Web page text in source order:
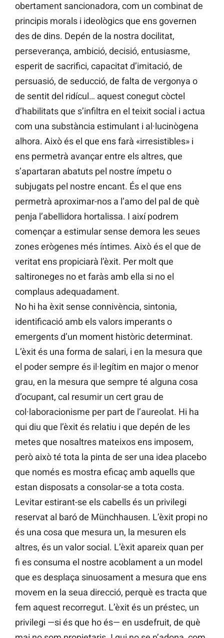
obertament sancionadora, com un combinat de
principis morals i ideològics que ens governen
des de dins. Depén de la nostra docilitat,
perseverança, ambició, decisió, entusiasme,
esperit de sacrifici, capacitat d’imitació, de
persuasió, de seducció, de falta de vergonya o
de sentit del ridícul… aquest conegut còctel
d’habilitats que s’infiltra en el teixit social i actua
com una substància estimulant i al·lucinògena
alhora. Això és el que ens farà «irresistibles» i
ens permetrà avançar entre els altres, que
s’apartaran abatuts pel nostre ímpetu o
subjugats pel nostre encant. És el que ens
permetrà aproximar-nos a l’amo del pal de què
penja l’abellidora hortalissa. I així podrem
començar a estimular sense demora les seues
zones erògenes més íntimes. Això és el que de
veritat ens propiciarà l’èxit. Per molt que
saltironeges no et faràs amb ella si no el
complaus adequadament.
No hi ha èxit sense connivència, sintonia,
identificació amb els valors imperants o
emergents d’un moment històric determinat.
L’èxit és una forma de salari, i en la mesura que
el poder sempre és il·legítim en major o menor
grau, en la mesura que sempre té alguna cosa
d’ocupant, cal resumir un cert grau de
col·laboracionisme per part de l’aureolat. Hi ha
qui diu que l’èxit és relatiu i que depén de les
metes que nosaltres mateixos ens imposem,
però això té tota la pinta de ser una idea placebo
que només es mostra eficaç amb aquells que
estan disposats a consolar-se a tota costa.
Levitar estirant-se els cabells és un privilegi
reservat al baró de Münchhausen. L’èxit propi no
és una cosa que mesura un, la mesuren els
altres, és un valor social. L’èxit apareix quan per
fi es consuma el nostre acoblament a un model
que es desplaça sinuosament a mesura que ens
movem en la seua direcció, perquè es tracta que
fem aquest recorregut. L’èxit és un préstec, un
privilegi —si és que ho és— en usdefruit, de què